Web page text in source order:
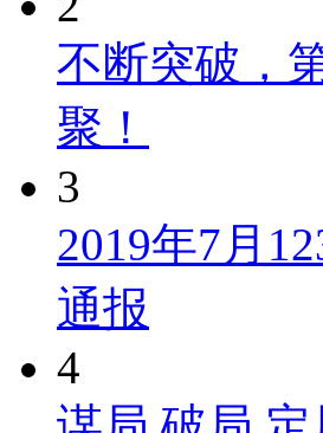
不断突破，
聚！
3
2019年7月
通报
4